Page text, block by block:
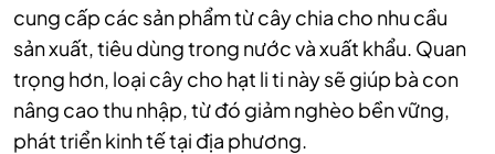
cung cấp các sản phẩm từ cây chia cho nhu cầu
sản xuất, tiêu dùng trong nước và xuất khẩu. Quan
trọng hơn, loại cây cho hạt li ti này sẽ giúp bà con
nâng cao thu nhập, từ đó giảm nghèo bền vững,
phát triển kinh tế tại địa phương.